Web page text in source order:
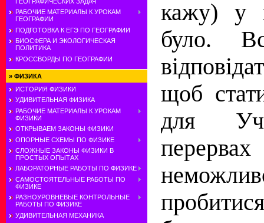
РАБОЧИЕ МАТЕРИАЛЫ К УРОКАМ
ГЕОГРАФИИ
ПОДГОТОВКА К ЕГЭ ПО ГЕОГРАФИИ
БИОСФЕРА И ЭКОЛОГИЧЕСКАЯ
ПОЛИТИКА
КРОССВОРДЫ ПО ГЕОГРАФИИ
» ФИЗИКА
ИСТОРИЯ ФИЗИКИ
УДИВИТЕЛЬНАЯ ФИЗИКА
РАБОЧИЕ МАТЕРИАЛЫ К УРОКАМ
ФИЗИКИ
ОТКРЫВАЕМ ЗАКОНЫ ФИЗИКИ
ОПОРНЫЕ СХЕМЫ ПО ФИЗИКЕ
СЛОЖНЫЕ ЗАКОНЫ ФИЗИКИ В
ПРОСТЫХ ОПЫТАХ
ЛАБОРАТОРНЫЕ РАБОТЫ ПО ФИЗИКЕ
САМОСТОЯТЕЛЬНЫЕ РАБОТЫ ПО
ФИЗИКЕ
РАЗНОУРОВНЕВЫЕ КОНТРОЛЬНЫЕ
РАБОТЫ ПО ФИЗИКЕ
УДИВИТЕЛЬНАЯ МЕХАНИКА
кажу) у
було.
щоб
для